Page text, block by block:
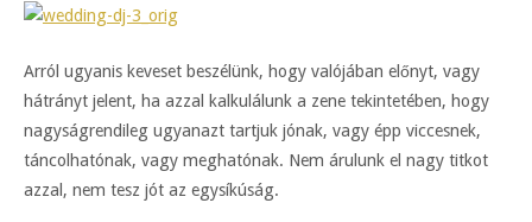
Arról ugyanis keveset beszélünk, hogy valójában előnyt, vagy
hátrányt jelent, ha azzal kalkulálunk a zene tekintetében, hogy
nagyságrendileg ugyanazt tartjuk jónak, vagy épp viccesnek,
táncolhatónak, vagy meghatónak. Nem árulunk el nagy titkot
azzal, nem tesz jót az egysíkúság.